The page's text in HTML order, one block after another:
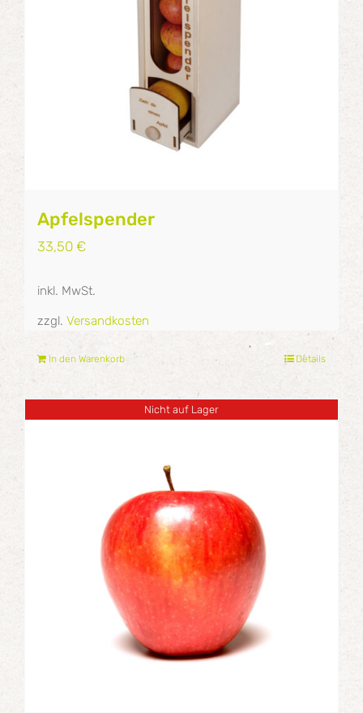
Apfelspender
33,50 €
inkl. MwSt.
zzgl. Versandkosten
In den Warenkorb Details
Nicht auf Lager